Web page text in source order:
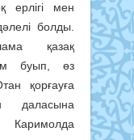
ерлігі мен
болды.
қазақ
буып, өз
қорғауға
Каримолда